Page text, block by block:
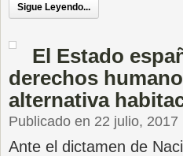
Sigue Leyendo...
El Estado
derechos
alternativa
Publicado en 22 julio, 2017
Ante el dictamen de